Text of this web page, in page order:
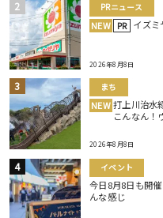
PRニュース
NEW PR イズミ
2026年8月8日
まち
NEW 打上川治水
こんなん！
2026年8月8日
イベント
今日8月8日も開
んな感じ